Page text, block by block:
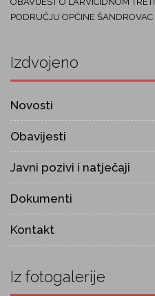
PODRUČJU OPĆINE ŠANDROVAC
Izdvojeno
Novosti
Obavijesti
Javni pozivi i natječaji
Dokumenti
Kontakt
Iz fotogalerije